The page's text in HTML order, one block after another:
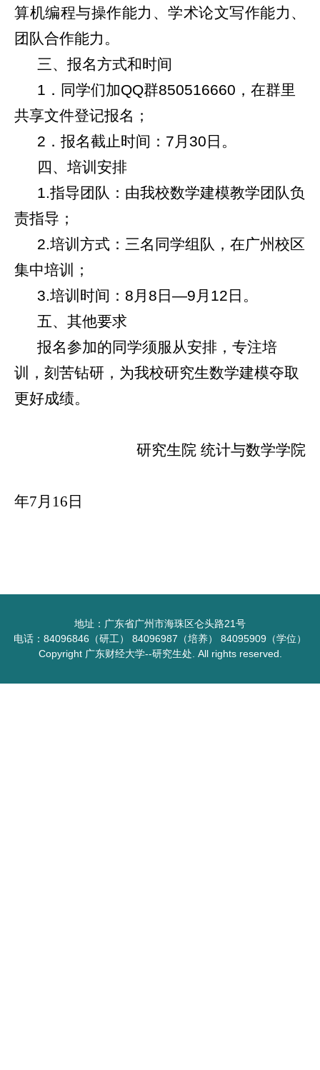
算机编程与操作能力、学术论文写作能力、
团队合作能力。
三、报名方式和时间
1 ．同学们加QQ群850516660 ，在群里
共享文件登记报名；
2 ．报名截止时间： 7 月 30 日。
四、培训安排
1.指导团队：由我校数学建模教学团队负
责指导；
2.培训方式：三名同学组队，在广州校区
集中培训；
3.培训时间： 8 月 8 日—9 月 12 日。
五、其他要求
报名参加的同学须服从安排，专注培
训，刻苦钻研，为我校研究生数学建模夺取
更好成绩。
研究生院 统计与数学学院
年7月 16 日
地址：广东省广州市海珠区仑头路21号
电话：84096846（研工） 84096987（培养） 84095909（学位）
Copyright 广东财经大学--研究生处. All rights reserved.